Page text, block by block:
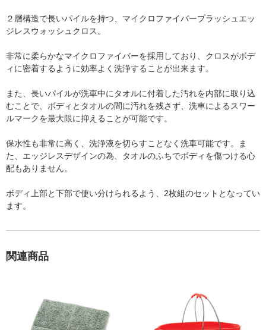
２層構造で長いパイルを持つ、マイクロファイバープラッシュエッ
ジレスウォッシュクロス。
非常に柔らかなマイクロファイバーを採用しており、クロスがボデ
ィに密着するように効率よく洗浄することが出来ます。
また、長いパイルが洗車中にタオルに付着した汚れを内部に取り込
むことで、ボディとタオルの間に汚れを残さず、洗車によるスワー
ルマークを最大限に抑えることが可能です。
保水性も非常に高く、洗浄液を切らすことなく洗車可能です。ま
た、エッジレスデザインの為、タオルのふちでボディを傷つける心
配もありません。
ボディ上部と下部で使い分けられるよう、2枚組のセットとなってい
ます。
関連商品